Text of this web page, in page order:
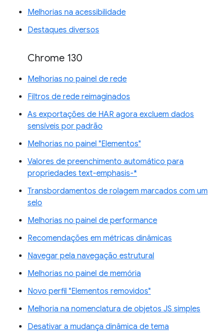
Melhorias na acessibilidade
Destaques diversos
Chrome 130
Melhorias no painel de rede
Filtros de rede reimaginados
As exportações de HAR agora excluem dados
sensíveis por padrão
Melhorias no painel "Elementos"
Valores de preenchimento automático para
propriedades text-emphasis-*
Transbordamentos de rolagem marcados com um
selo
Melhorias no painel de performance
Recomendações em métricas dinâmicas
Navegar pela navegação estrutural
Melhorias no painel de memória
Novo perfil "Elementos removidos"
Melhoria na nomenclatura de objetos JS simples
Desativar a mudança dinâmica de tema